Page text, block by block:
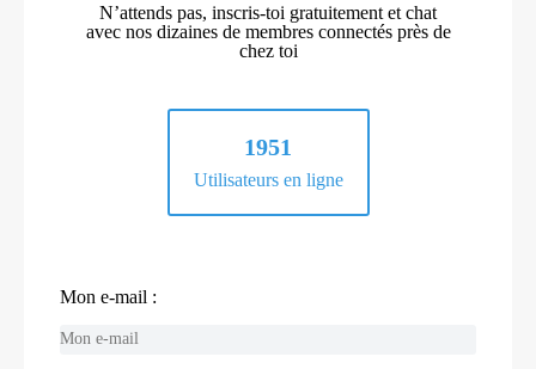
N’attends pas, inscris-toi gratuitement et chat
avec nos dizaines de membres connectés près de
chez toi
1951
Utilisateurs en ligne
Mon e-mail :